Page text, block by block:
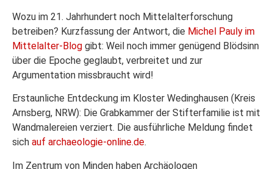
Wozu im 21. Jahrhundert noch Mittelalterforschung
betreiben? Kurzfassung der Antwort, die Michel Pauly im
Mittelalter-Blog gibt: Weil noch immer genügend Blödsinn
über die Epoche geglaubt, verbreitet und zur
Argumentation missbraucht wird!
Erstaunliche Entdeckung im Kloster Wedinghausen (Kreis
Arnsberg, NRW): Die Grabkammer der Stifterfamilie ist mit
Wandmalereien verziert. Die ausführliche Meldung findet
sich auf archaeologie-online.de.
Im Zentrum von Minden haben Archäologen